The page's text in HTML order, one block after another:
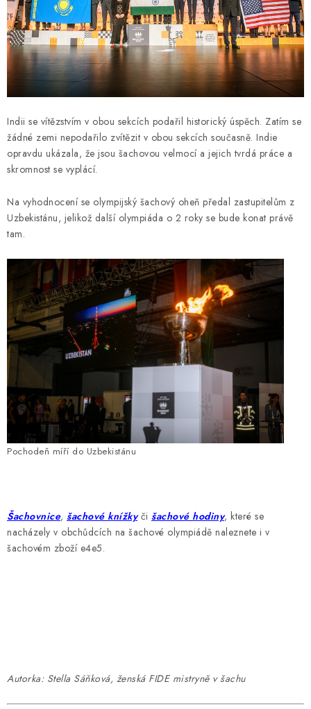
Indii se vítězstvím v obou sekcích podařil historický úspěch. Zatím se
žádné zemi nepodařilo zvítězit v obou sekcích současně. Indie
opravdu ukázala, že jsou šachovou velmocí a jejich tvrdá práce a
skromnost se vyplácí.
Na vyhodnocení se olympijský šachový oheň předal zastupitelům z
Uzbekistánu, jelikož další olympiáda o 2 roky se bude konat právě
tam.
Pochodeň míří do Uzbekistánu
Šachovnice, šachové knížkyči šachové hodiny, které se
nacházely v obchůdcích na šachové olympiádě naleznete i v
šachovém zboží e4e5.
Autorka: Stella Sáňková, ženská FIDE mistryně v šachu